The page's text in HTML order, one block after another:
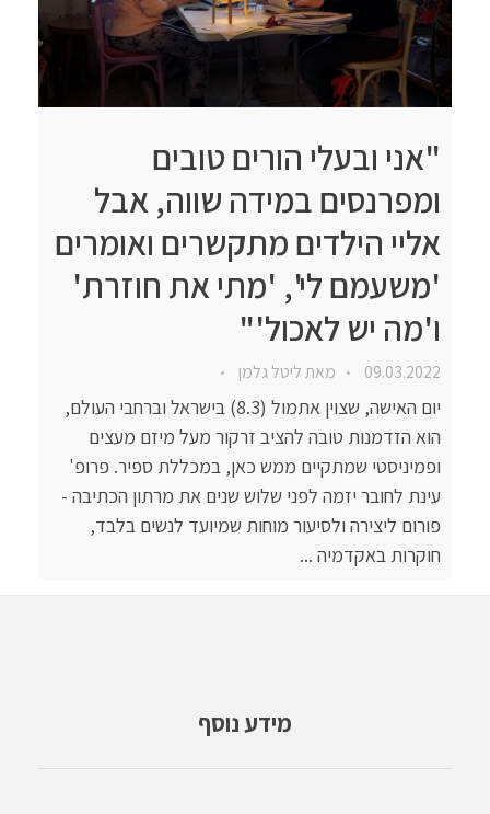
"אני ובעלי הורים טובים
ומפרנסים במידה שווה, אבל
אליי הילדים מתקשרים ואומרים
'משעמם לי', 'מתי את חוזרת'
ו'מה יש לאכול'"
09.03.2022 מאתליטל גלמן
יום האישה, שצוין אתמול (8.3) בישראל וברחבי העולם,
הוא הזדמנות טובה להציב זרקור מעל מיזם מעצים
ופמיניסטי שמתקיים ממש כאן, במכללת ספיר. פרופ'
עינת לחובר יזמה לפני שלוש שנים את מרתון הכתיבה -
פורום ליצירה ולסיעור מוחות שמיועד לנשים בלבד,
חוקרות באקדמיה ...
מידע נוסף